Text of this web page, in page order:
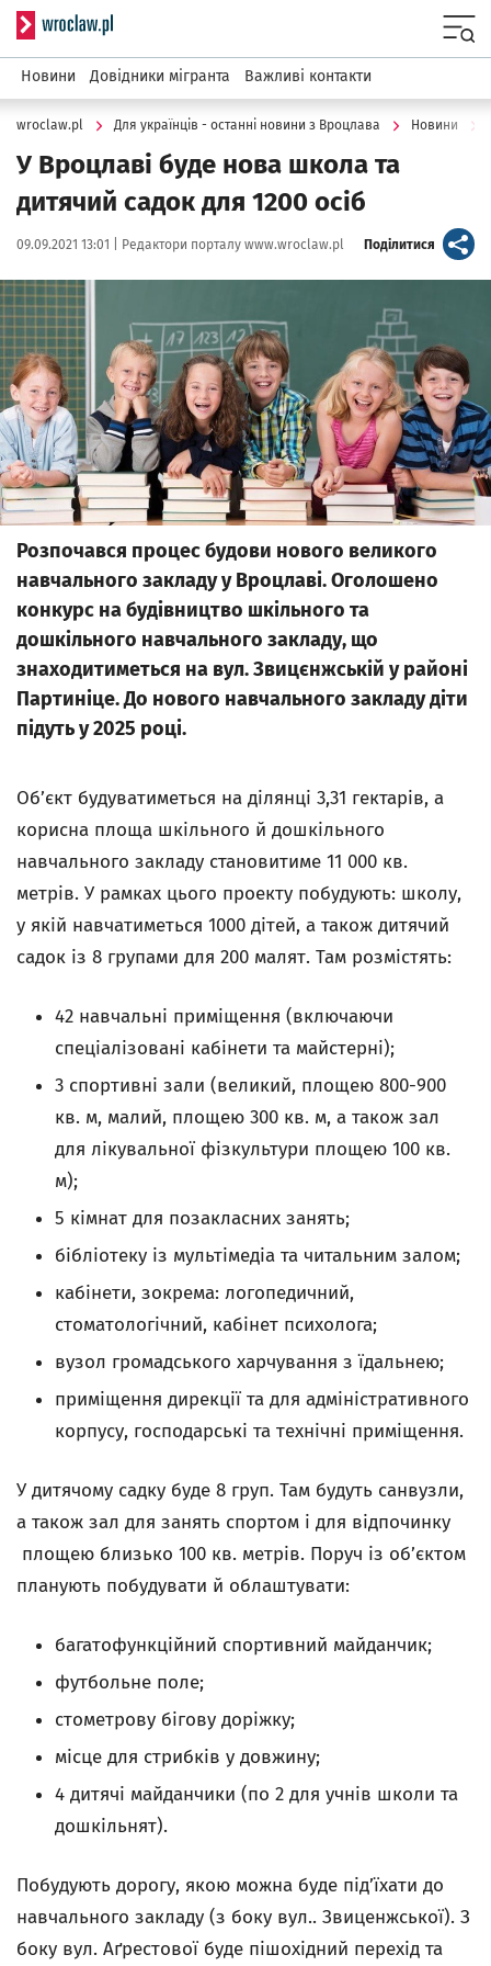
Serwis informacyjny wroclaw.pl
Новини Довідники мігранта Важливі контакти
wroclaw.pl Для українців - останні новини з Вроцлава Новини
У Вроцлаві буде нова школа та
дитячий садок для 1200 осіб
Data publikacji:
09.09.2021 13:01 | Autor:
Редактори порталу www.wroclaw.pl Поділитися artykuł
Kliknij, aby powiększyć
Розпочався процес будови нового великого
навчального закладу у Вроцлаві. Оголошено
конкурс на будівництво шкільного та
дошкільного навчального закладу, що
знаходитиметься на вул. Звицєнжській у районі
Партиніце. До нового навчального закладу діти
підуть у 2025 році.
Об’єкт будуватиметься на ділянці 3,31 гектарів, а
корисна площа шкільного й дошкільного
навчального закладу становитиме 11 000 кв.
метрів. У рамках цього проекту побудують: школу,
у якій навчатиметься 1000 дітей, а також дитячий
садок із 8 групами для 200 малят. Там розмістять:
42 навчальні приміщення (включаючи
спеціалізовані кабінети та майстерні);
3 спортивні зали (великий, площею 800-900
кв. м, малий, площею 300 кв. м, а також зал
для лікувальної фізкультури площею 100 кв.
м);
5 кімнат для позакласних занять;
бібліотеку із мультімедіа та читальним залом;
кабінети, зокрема: логопедичний,
стоматологічний, кабінет психолога;
вузол громадського харчування з їдальнею;
приміщення дирекції та для адміністративного
корпусу, господарські та технічні приміщення.
У дитячому садку буде 8 груп. Там будуть санвузли,
а також зал для занять спортом і для відпочинку
площею близько 100 кв. метрів. Поруч із об’єктом
планують побудувати й облаштувати:
багатофункційний спортивний майданчик;
футбольне поле;
стометрову бігову доріжку;
місце для стрибків у довжину;
4 дитячі майданчики (по 2 для учнів школи та
дошкільнят).
Побудують дорогу, якою можна буде під’їхати до
навчального закладу (з боку вул.. Звиценжської). З
боку вул. Аґрестової буде пішохідний перехід та